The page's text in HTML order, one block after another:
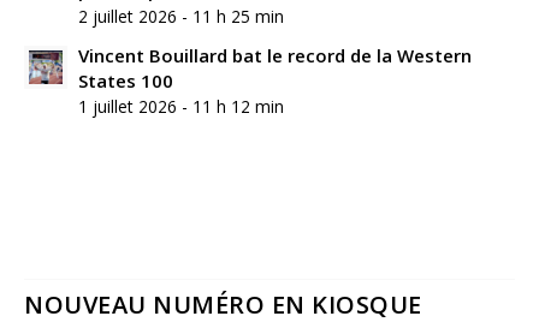
2 juillet 2026 - 11 h 25 min
Vincent Bouillard bat le record de la Western
States 100
1 juillet 2026 - 11 h 12 min
NOUVEAU NUMÉRO EN KIOSQUE